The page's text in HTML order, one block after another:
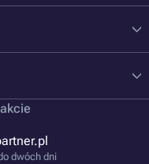
dwóch dni